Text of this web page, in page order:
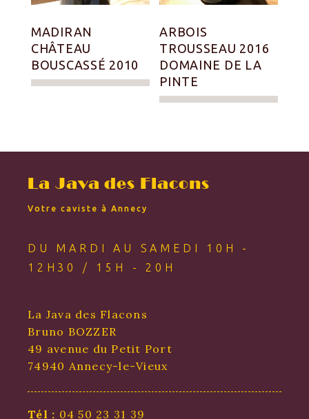
MADIRAN
CHÂTEAU
BOUSCASSÉ 2010
ARBOIS
TROUSSEAU 2016
DOMAINE DE LA
PINTE
La Java des Flacons
Votre caviste à Annecy
DU MARDI AU SAMEDI 10H -
12H30 / 15H - 20H
La Java des Flacons
Bruno BOZZER
49 avenue du Petit Port
74940 Annecy-le-Vieux
Tél : 04 50 23 31 39